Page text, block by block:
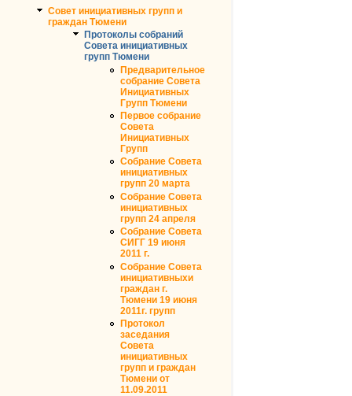
Совет инициативных групп и
граждан Тюмени
Протоколы собраний
Совета инициативных
групп Тюмени
Предварительное
собрание Совета
Инициативных
Групп Тюмени
Первое собрание
Совета
Инициативных
Групп
Собрание Совета
инициативных
групп 20 марта
Собрание Совета
инициативных
групп 24 апреля
Собрание Совета
СИГГ 19 июня
2011 г.
Собрание Совета
инициативныхи
граждан г.
Тюмени 19 июня
2011г. групп
Протокол
заседания
Совета
инициативных
групп и граждан
Тюмени от
11.09.2011